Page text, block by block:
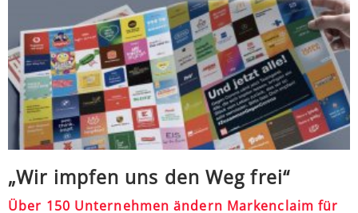
„Wir impfen uns den Weg frei“
Über 150 Unternehmen ändern Markenclaim für